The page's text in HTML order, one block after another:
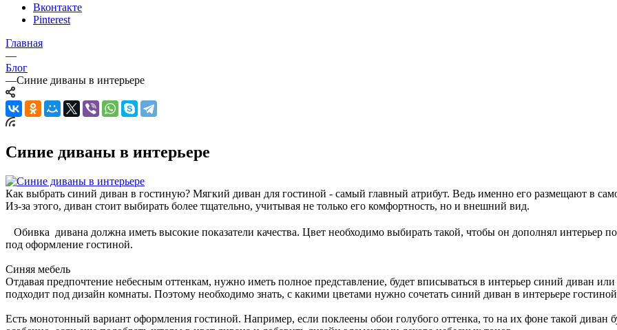
Вконтакте
Pinterest
Главная
—
Блог
—Синие диваны в интерьере
Синие диваны в интерьере
Как выбрать синий диван в гостиную? Мягкий диван для гостиной - самый главный атрибут. Ведь именно его размещают в
Из-за этого, диван стоит выбирать более тщательно, учитывая не только его комфортность, но и внешний вид.
Обивка дивана должна иметь высокие показатели качества. Цвет необходимо выбирать такой, чтобы он дополнял интерьер
под оформление гостиной.
Синяя мебель
Отдавая предпочтение небесным оттенкам, нужно иметь полное представление, будет вписываться в интерьер синий диван
подходит под дизайн комнаты. Поэтому необходимо знать, с какими цветами нужно сочетать синий диван в интерьере
Есть монотонный вариант оформления гостиной. Например, если поклеены обои голубого оттенка, то на их фоне такой диван